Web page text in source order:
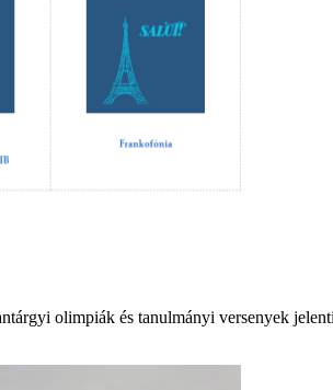
olimpiák és tanulmányi versenyek